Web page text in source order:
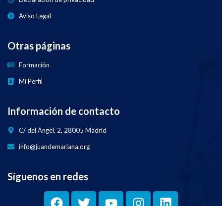
Aviso Legal
Otras páginas
Formación
Mi Perfil
Información de contacto
C/ del Ángel, 2, 28005 Madrid
info@juandemariana.org
Síguenos en redes